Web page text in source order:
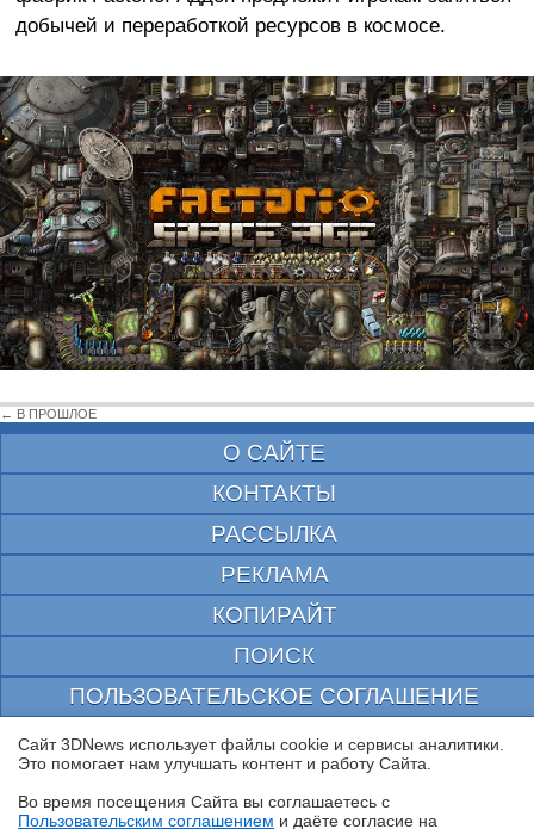
добычей и переработкой ресурсов в космосе.
← В ПРОШЛОЕ
О САЙТЕ
КОНТАКТЫ
РАССЫЛКА
РЕКЛАМА
КОПИРАЙТ
ПОИСК
ПОЛЬЗОВАТЕЛЬСКОЕ СОГЛАШЕНИЕ
ЗАЩИЩЕНО CURATOR
© 1997—2026 Электронное периодическое издание "3ДНьюс" | Свидетельство о
выдано Федеральной Службой по надзору за соблюдением законодательства в сфере
массовых коммуникаций и охране культурного наследия
Сайт 3DNews использует файлы cookie и сервисы аналитики.
Это помогает нам улучшать контент и работу Cайта.
Во время посещения Cайта вы соглашаетесь с
Пользовательским соглашением и даёте согласие на